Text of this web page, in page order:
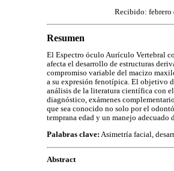
Recibido: febrero
Resumen
El Espectro óculo Aurículo Vertebral
afecta el desarrollo de estructuras
compromiso variable del macizo
a su expresión fenotípica. El objetivo
análisis de la literatura científica con
diagnóstico, exámenes
que sea conocido no solo por el
temprana edad y un manejo adecuado
Palabras clave: Asimetría facial,
Abstract